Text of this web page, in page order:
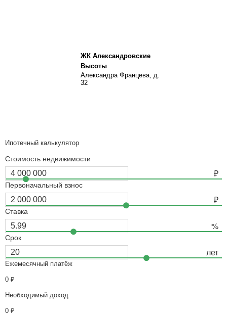
ЖК Александровские
Высоты
Александра Францева, д.
32
Ипотечный калькулятор
Стоимость недвижимости
Первоначальный взнос
Ставка
Срок
Ежемесячный платёж
0 ₽
Необходимый доход
0 ₽